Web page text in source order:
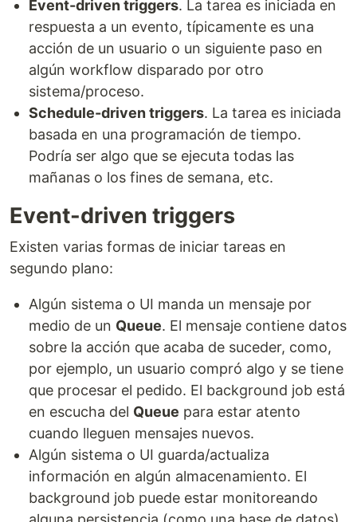
Event-driven triggers. La tarea es iniciada en
respuesta a un evento, típicamente es una
acción de un usuario o un siguiente paso en
algún workflow disparado por otro
sistema/proceso.
Schedule-driven triggers. La tarea es iniciada
basada en una programación de tiempo.
Podría ser algo que se ejecuta todas las
mañanas o los fines de semana, etc.
Event-driven triggers
Existen varias formas de iniciar tareas en
segundo plano:
Algún sistema o UI manda un mensaje por
medio de un Queue. El mensaje contiene datos
sobre la acción que acaba de suceder, como,
por ejemplo, un usuario compró algo y se tiene
que procesar el pedido. El background job está
en escucha del Queue para estar atento
cuando lleguen mensajes nuevos.
Algún sistema o UI guarda/actualiza
información en algún almacenamiento. El
background job puede estar monitoreando